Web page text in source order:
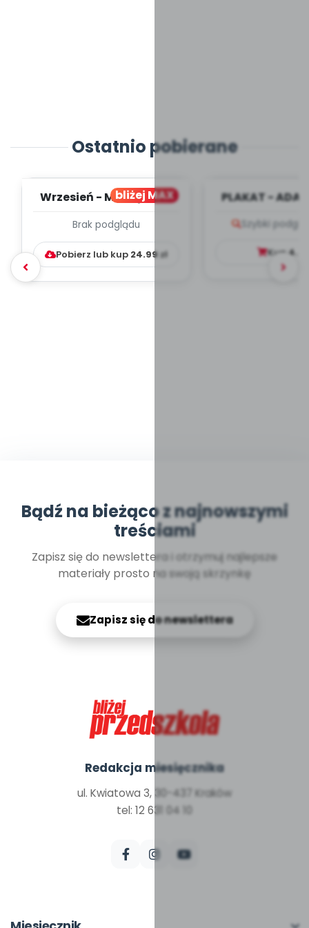
Ostatnio pobierane
bliżej MAX
Wrzesień - MIESIĘCZNY
WYCHOWAWCZO –
DYDAKTYC...
Brak podglądu
Pobierz lub kup 24.99zł
PLAKAT -
Szybki
Kup
Bądź na bieżąco z najnowszymi
treściami
Zapisz się do newslettera i otrzymuj najlepsze
materiały prosto na swoją skrzynkę
Zapisz się do newslettera
Redakcja miesięcznika
ul. Kwiatowa 3, 30-437 Kraków
tel: 12 631 04 10